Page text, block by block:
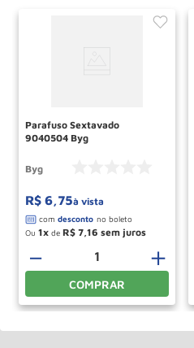
Parafuso Sextavado
9040504 Byg
Byg
R$ 6,75à vista
Ou 1 de R$ 7,16
＋
－
COMPRAR